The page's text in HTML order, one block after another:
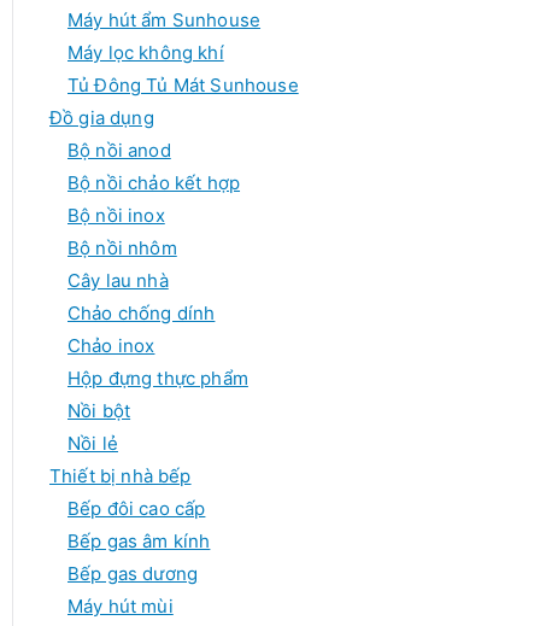
Máy hút ẩm Sunhouse
Máy lọc không khí
Tủ Đông Tủ Mát Sunhouse
Đồ gia dụng
Bộ nồi anod
Bộ nồi chảo kết hợp
Bộ nồi inox
Bộ nồi nhôm
Cây lau nhà
Chảo chống dính
Chảo inox
Hộp đựng thực phẩm
Nồi bột
Nồi lẻ
Thiết bị nhà bếp
Bếp đôi cao cấp
Bếp gas âm kính
Bếp gas dương
Máy hút mùi